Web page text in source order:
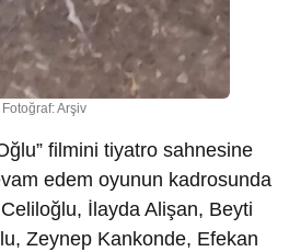
Fotoğraf: Arşiv
filmini tiyatro sahnesine
edem oyunun kadrosunda
İlayda Alişan, Beyti
Zeynep Kankonde, Efekan